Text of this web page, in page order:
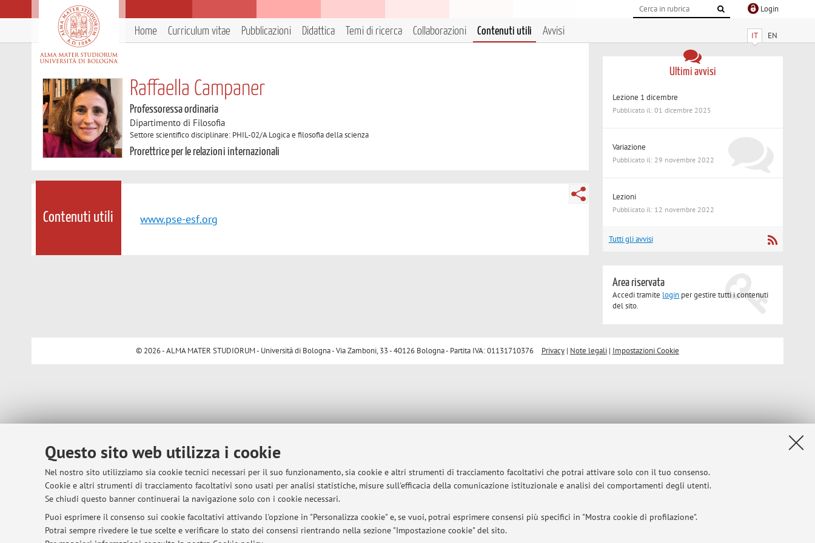
Questo sito web utilizza i cookie
Nel nostro sito utilizziamo sia cookie tecnici necessari per il suo funzionamento, sia cookie e altri strumenti di tracciamento facoltativi che potrai attivare solo con il tuo consenso.
Cookie e altri strumenti di tracciamento facoltativi sono usati per analisi statistiche, misure sull'efficacia della comunicazione istituzionale e analisi dei comportamenti degli utenti.
Se chiudi questo banner continuerai la navigazione solo con i cookie necessari.
Puoi esprimere il consenso sui cookie facoltativi attivando l'opzione in "Personalizza cookie" e, se vuoi, potrai esprimere consensi più specifici in "Mostra cookie di profilazione".
Potrai sempre rivedere le tue scelte e verificare lo stato dei consensi rientrando nella sezione "Impostazione cookie" del sito.
Login
IT EN
Home Curriculum vitae Pubblicazioni Didattica Temi di ricerca Collaborazioni Contenuti utili Avvisi
Raffaella Campaner
Professoressa ordinaria
Dipartimento di Filosofia
Settore scientifico disciplinare: PHIL-02/A Logica e filosofia della scienza
Prorettrice per le relazioni internazionali
Contenuti utili www.pse-esf.org
Ultimi avvisi
Lezione 1 dicembre
Pubblicato il: 01 dicembre 2025
Variazione
Pubblicato il: 29 novembre 2022
Lezioni
Pubblicato il: 12 novembre 2022
Tutti gli avvisi
Area riservata
Accedi tramite login per gestire tutti i contenuti
del sito.
© 2026 - ALMA MATER STUDIORUM - Università di Bologna - Via Zamboni, 33 - 40126 Bologna - Partita IVA: 01131710376 Privacy| Note legali| Impostazioni Cookie